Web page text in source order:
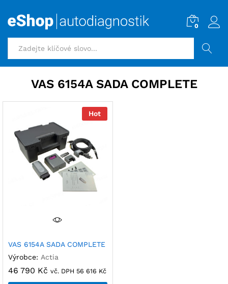
0
VAS 6154A SADA COMPLETE
Hot
VAS 6154A SADA COMPLETE
Výrobce: Actia
46 790 Kč vč. DPH 56 616 Kč